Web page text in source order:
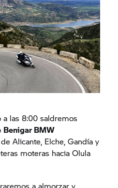
a las 8:00 saldremos
Benigar BMW
Alicante, Elche, Gandía y
moteras hacia Olula
a almorzar y